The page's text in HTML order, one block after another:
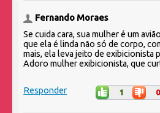
Fernando Moraes
Se cuida cara, sua mulher é um
que ela é linda não só de corpo,
mais, ela leva jeito de exibicionista
Adoro mulher exibicionista, que
Responder 1 0